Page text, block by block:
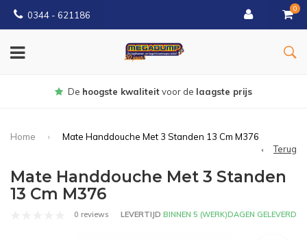
0344 - 621186
0
Gratisbezorgd vanaf € 150
Home
Mate Handdouche Met 3 Standen 13 Cm M376
Terug
Mate Handdouche Met 3 Standen
13 Cm M376
0 reviews LEVERTIJD BINNEN 5 (WERK)DAGEN GELEVERD